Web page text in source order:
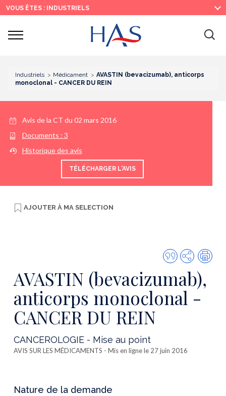
Recherche
Menu
principal
Contenu
principal
VOUS ÊTES : INDUSTRIELS
Ouvrir
Industriels Médicament
AVASTIN (bevacizumab), anticorps
monoclonal - CANCER DU REIN
Avis de la CT du 02 mars 2016
Documents : 3
Historique des avis
TÉLÉCHARGER L'AVIS
AJOUTER À MA SELECTION
Citer
cette
publication
Partager
AVASTIN (bevacizumab),
anticorps monoclonal -
CANCER DU REIN
CANCEROLOGIE - Mise au point
AVIS SUR LES MÉDICAMENTS - Mis en ligne le 27 juin 2016
Nature de la demande